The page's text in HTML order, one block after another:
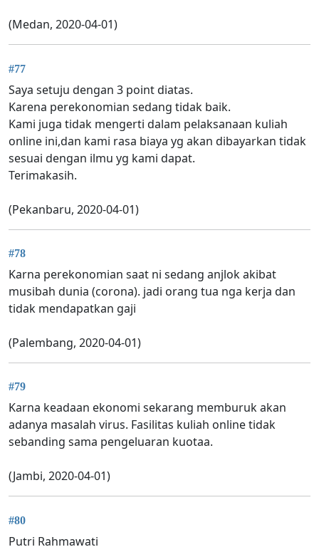
(Medan, 2020-04-01)
#77
Saya setuju dengan 3 point diatas.
Karena perekonomian sedang tidak baik.
Kami juga tidak mengerti dalam pelaksanaan kuliah
online ini,dan kami rasa biaya yg akan dibayarkan tidak
sesuai dengan ilmu yg kami dapat.
Terimakasih.
(Pekanbaru, 2020-04-01)
#78
Karna perekonomian saat ni sedang anjlok akibat
musibah dunia (corona). jadi orang tua nga kerja dan
tidak mendapatkan gaji
(Palembang, 2020-04-01)
#79
Karna keadaan ekonomi sekarang memburuk akan
adanya masalah virus. Fasilitas kuliah online tidak
sebanding sama pengeluaran kuotaa.
(Jambi, 2020-04-01)
#80
Putri Rahmawati